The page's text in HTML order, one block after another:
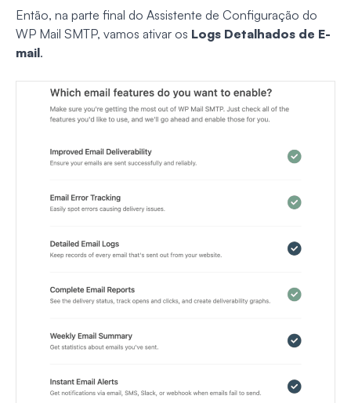
Então, na parte final do Assistente de Configuração do
WP Mail SMTP, vamos ativar os Logs Detalhados de E-
mail.